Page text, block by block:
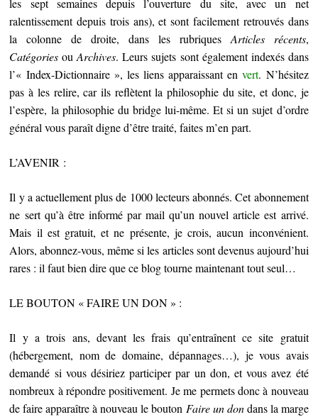
les sept semaines depuis l’ouverture du site, avec un net
ralentissement depuis trois ans), et sont facilement retrouvés dans
la colonne de droite, dans les rubriquesArticles récents,
Catégories ouArchives. Leurs sujets sont également indexés dans
l’« Index-Dictionnaire », les liens apparaissant envert. N’hésitez
pas à les relire, car ils reflètent la philosophie du site, et donc, je
l’espère, la philosophie du bridge lui-même. Et si un sujet d’ordre
général vous paraît digne d’être traité, faites m’en part.
L’AVENIR :
Il y a actuellement plus de 1000 lecteurs abonnés. Cet abonnement
ne sert qu’à être informé par mail qu’un nouvel article est arrivé.
Mais il est gratuit, et ne présente, je crois, aucun inconvénient.
Alors, abonnez-vous, même si les articles sont devenus aujourd’hui
rares : il faut bien dire que ce blog tourne maintenant tout seul…
LE BOUTON « FAIRE UN DON » :
Il y a trois ans, devant les frais qu’entraînent ce site gratuit
(hébergement, nom de domaine, dépannages…), je vous avais
demandé si vous désiriez participer par un don, et vous avez été
nombreux à répondre positivement. Je me permets donc à nouveau
de faire apparaître à nouveau le bouton Faire un dondans la marge